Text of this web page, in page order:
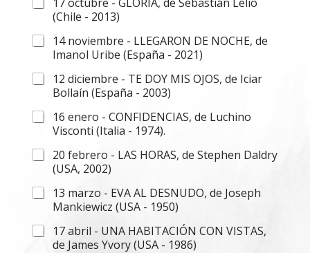
(Chile - 2013)
14 noviembre - LLEGARON DE NOCHE, de
Imanol Uribe (España - 2021)
12 diciembre - TE DOY MIS OJOS, de Iciar
Bollaín (España - 2003)
16 enero - CONFIDENCIAS, de Luchino
Visconti (Italia - 1974).
20 febrero - LAS HORAS, de Stephen Daldry
(USA, 2002)
13 marzo - EVA AL DESNUDO, de Joseph
Mankiewicz (USA - 1950)
17 abril - UNA HABITACIÓN CON VISTAS,
de James Yvory (USA - 1986)